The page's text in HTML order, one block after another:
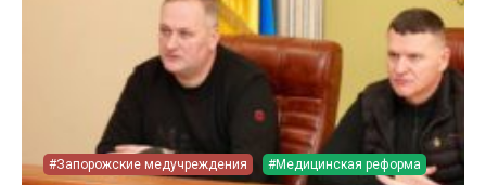
#Запорожские медучреждения #Медицинская реформа